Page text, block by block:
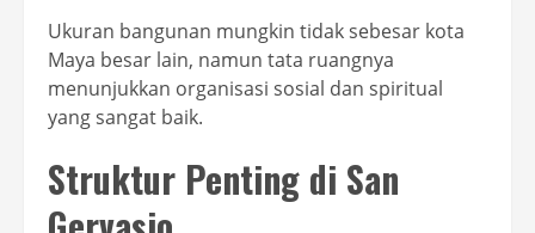
Ukuran bangunan mungkin tidak sebesar kota
Maya besar lain, namun tata ruangnya
menunjukkan organisasi sosial dan spiritual
yang sangat baik.
Struktur Penting di San